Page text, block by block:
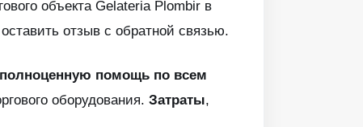
объекта Gelateria Plombir в
отзыв с обратной связью.
помощь по всем
оборудования. Затраты,